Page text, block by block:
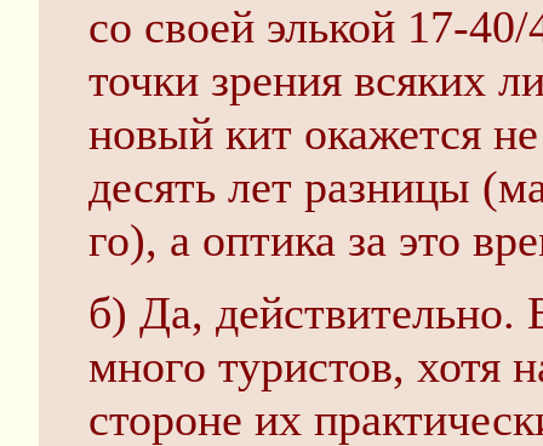
со своей элькой 17-
точки зрения всяких
новый кит окажется
десять лет разницы
го), а оптика за это
б) Да, действительно.
много туристов, хотя
стороне их